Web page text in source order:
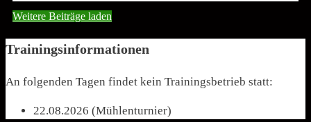
Weitere Beiträge laden
Trainingsinformationen
An folgenden Tagen findet kein Trainingsbetrieb statt:
22.08.2026 (Mühlenturnier)